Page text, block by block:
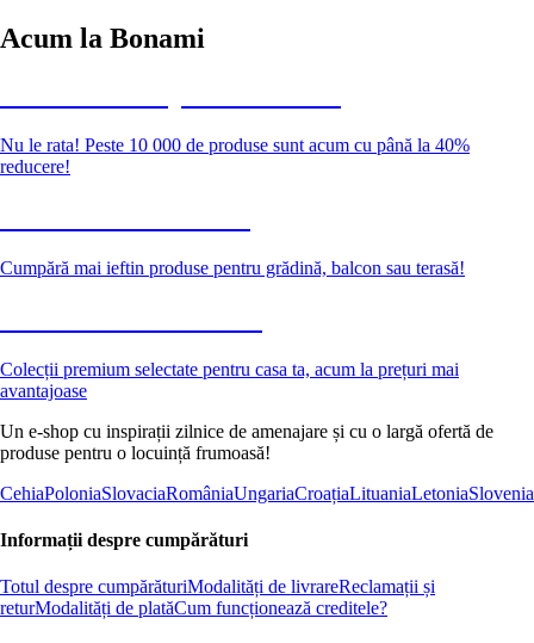
Acum la Bonami
Nu le rata! Peste 10 000 de produse sunt acum cu până la 40%
reducere!
Cumpără mai ieftin produse pentru grădină, balcon sau terasă!
Colecții premium selectate pentru casa ta, acum la prețuri mai
avantajoase
Un e-shop cu inspirații zilnice de amenajare și cu o largă ofertă de
produse pentru o locuință frumoasă!
CehiaPoloniaSlovaciaRomâniaUngariaCroațiaLituaniaLetoniaSlovenia
Informații despre cumpărături
Totul despre cumpărăturiModalități de livrareReclamații și
returModalități de platăCum funcționează creditele?